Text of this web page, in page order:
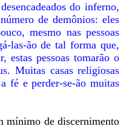
do inferno,
de demônios: eles
mesmo nas pessoas
las-ão de tal forma que,
estas pessoas tomarão o
Muitas casas religiosas
fé e perder-se-ão muitas
mínimo de discernimento